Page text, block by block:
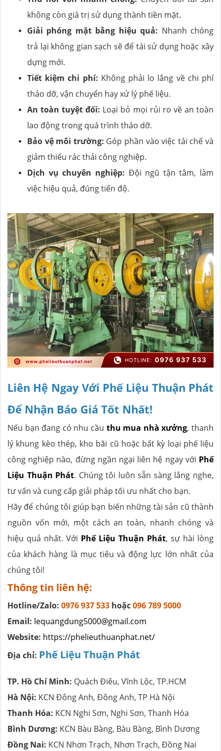
không còn giá trị sử dụng thành tiền mặt.
Giải phóng mặt bằng hiệu quả: Nhanh chóng
trả lại không gian sạch sẽ để tái sử dụng hoặc xây
dựng mới.
Tiết kiệm chi phí: Không phải lo lắng về chi phí
tháo dỡ, vận chuyển hay xử lý phế liệu.
An toàn tuyệt đối: Loại bỏ mọi rủi ro về an toàn
lao động trong quá trình tháo dỡ.
Bảo vệ môi trường: Góp phần vào việc tái chế và
giảm thiểu rác thải công nghiệp.
Dịch vụ chuyên nghiệp: Đội ngũ tận tâm, làm
việc hiệu quả, đúng tiến độ.
Liên Hệ Ngay Với Phế Liệu Thuận Phát
Để Nhận Báo Giá Tốt Nhất!
Nếu bạn đang có nhu cầu thu mua nhà xưởng, thanh
lý khung kèo thép, kho bãi cũ hoặc bất kỳ loại phế liệu
công nghiệp nào, đừng ngần ngại liên hệ ngay với Phế
Liệu Thuận Phát. Chúng tôi luôn sẵn sàng lắng nghe,
tư vấn và cung cấp giải pháp tối ưu nhất cho bạn.
Hãy để chúng tôi giúp bạn biến những tài sản cũ thành
nguồn vốn mới, một cách an toàn, nhanh chóng và
hiệu quả nhất. Với Phế Liệu Thuận Phát, sự hài lòng
của khách hàng là mục tiêu và động lực lớn nhất của
chúng tôi!
Thông tin liên hệ:
Hotline/Zalo: 0976 937 533 hoặc096 789 5000
Email: lequangdung5000@gmail.com
Website: https://phelieuthuanphat.net/
Địa chỉ: Phế Liệu Thuận Phát
TP. Hồ Chí Minh: Quách Điêu, Vĩnh Lộc, TP.HCM
Hà Nội: KCN Đông Anh, Đông Anh, TP Hà Nội
Thanh Hóa: KCN Nghi Sơn, Nghi Sơn, Thanh Hóa
Bình Dương: KCN Bàu Bàng, Bàu Bàng, Bình Dương
Đồng Nai: KCN Nhơn Trạch, Nhơn Trạch, Đồng Nai